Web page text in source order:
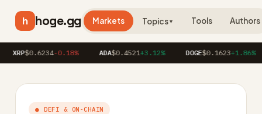
h hoge.gg Markets Topics▼ Tools Authors
$0.6234-0.18% ADA $0.4521+3.12% DOGE $0.1623+1.86%
● DEFI & ON-CHAIN